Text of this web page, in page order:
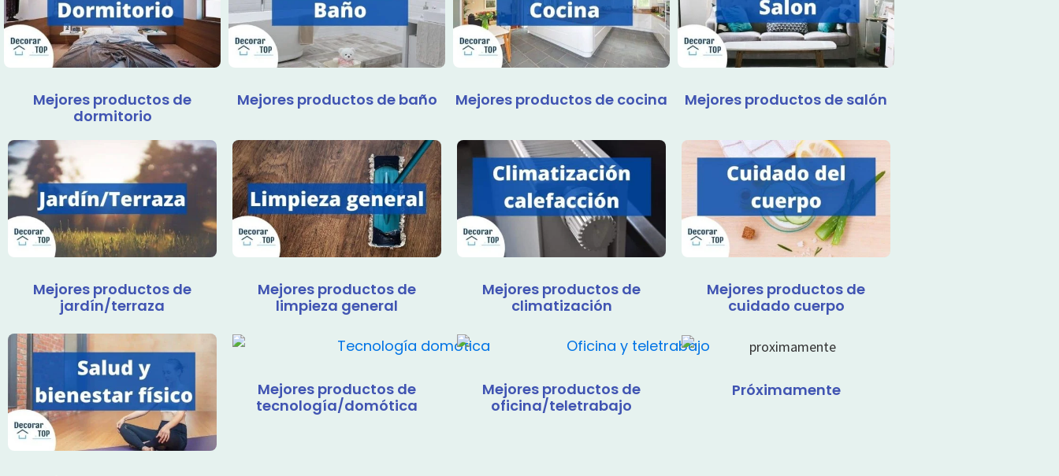
Mejores productos de
dormitorio
Mejores productos de baño Mejores productos de cocina Mejores productos de salón
Mejores productos de
jardín/terraza
Mejores productos de
limpieza general
Mejores productos de
climatización
Mejores productos de
cuidado cuerpo
Mejores productos de
tecnología/domótica
Mejores productos de
oficina/teletrabajo
Próximamente